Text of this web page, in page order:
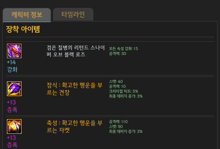
캐릭터 정보 타임라인
검은 질병의 리턴드 스나이
퍼 오브 블랙 로즈
모든 속성 강화: 15
공격력: 30
+14
강화
잠식 : 확고한 행운을 부
르는 견장
스탯: 40
공격력: 10
크리티컬 히트: 5%
최종 데미지 증가: 3%
+13
증폭
축성 : 확고한 행운을 부
르는 자켓
공격력: 110
스탯: 90
최종 데미지 증가: 3%
+13
증폭